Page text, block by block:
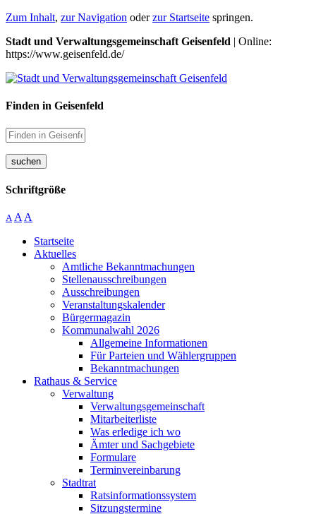
Zum Inhalt, zur Navigation oderzur Startseite springen.
Stadt und Verwaltungsgemeinschaft Geisenfeld | Online:
https://www.geisenfeld.de/
Finden in Geisenfeld
suchen
Schriftgröße
A A A
Startseite
Aktuelles
Amtliche Bekanntmachungen
Stellenausschreibungen
Ausschreibungen
Veranstaltungskalender
Bürgermagazin
Kommunalwahl 2026
Allgemeine Informationen
Für Parteien und Wählergruppen
Bekanntmachungen
Rathaus & Service
Verwaltung
Verwaltungsgemeinschaft
Mitarbeiterliste
Was erledige ich wo
Ämter und Sachgebiete
Formulare
Terminvereinbarung
Stadtrat
Ratsinformationssystem
Sitzungstermine